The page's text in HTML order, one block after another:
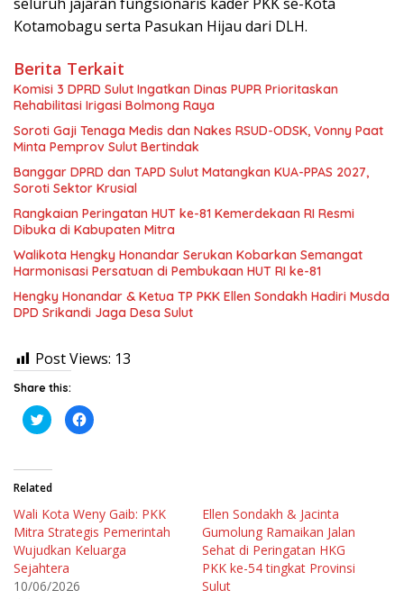
Kotamobagu serta Pasukan Hijau dari DLH.
Berita Terkait
Komisi 3 DPRD Sulut Ingatkan Dinas PUPR Prioritaskan
Rehabilitasi Irigasi Bolmong Raya
Soroti Gaji Tenaga Medis dan Nakes RSUD-ODSK, Vonny Paat
Minta Pemprov Sulut Bertindak
Banggar DPRD dan TAPD Sulut Matangkan KUA-PPAS 2027,
Soroti Sektor Krusial
Rangkaian Peringatan HUT ke-81 Kemerdekaan RI Resmi
Dibuka di Kabupaten Mitra
Walikota Hengky Honandar Serukan Kobarkan Semangat
Harmonisasi Persatuan di Pembukaan HUT RI ke-81
Hengky Honandar & Ketua TP PKK Ellen Sondakh Hadiri Musda
DPD Srikandi Jaga Desa Sulut
Post Views: 13
Share this:
K
l
n
u
b
e
r
b
a
g
i
p
K
l
m
e
m
b
a
Related
Wali Kota Weny Gaib: PKK
Mitra Strategis Pemerintah
Wujudkan Keluarga
Sejahtera
10/06/2026
Ellen Sondakh & Jacinta
Gumolung Ramaikan Jalan
Sehat di Peringatan HKG
PKK ke-54 tingkat Provinsi
Sulut